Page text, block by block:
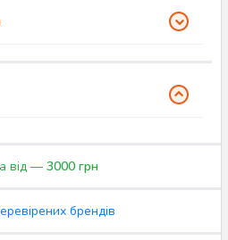
від — 3000 грн
брендів